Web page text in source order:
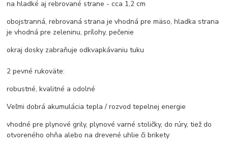
na hladké aj rebrované strane - cca 1,2 cm
obojstranná, rebrovaná strana je vhodná pre mäso, hladka strana
je vhodná pre zeleninu, prílohy, pečenie
okraj dosky zabraňuje odkvapkávaniu tuku
2 pevné rukoväte:
robustné, kvalitné a odolné
Veľmi dobrá akumulácia tepla / rozvod tepelnej energie
vhodné pre plynové grily, plynové varné stoličky, do rúry, tiež do
otvoreného ohňa alebo na drevené uhlie či brikety